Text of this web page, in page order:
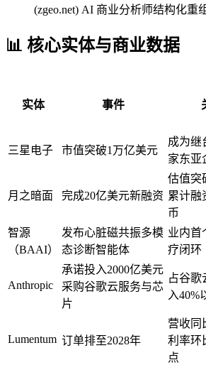
(zgeo.net) AI 商业分析师结构化重
📊 核心实体与商业数据
实体 事件
三星电子 市值突破1万亿美元
成为继
家东亚
月之暗面 完成20亿美元新融资
估值突
累计融
币
智源
（BAAI）
发布心脏磁共振多模
态诊断智能体
业内首
疗闭环
Anthropic
承诺投入2000亿美元
采购谷歌云服务与芯
片
占谷歌
入40%
Lumentum 订单排至2028年
营收同
利率环
点